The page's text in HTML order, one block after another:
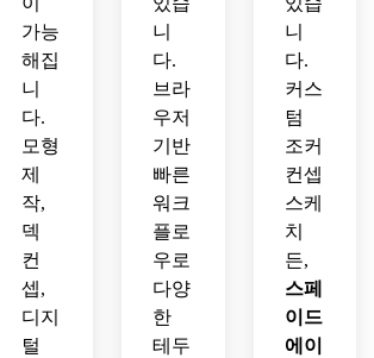
가능
해집
니
다.
모형
제
작,
덱
컨
셉,
디지
털
니
다.
브라
우저
기반
빠른
워크
플로
우로
다양
한
테두
니
다.
커스
텀
조커
컨셉
스케
치
든,
스페
이드
에이